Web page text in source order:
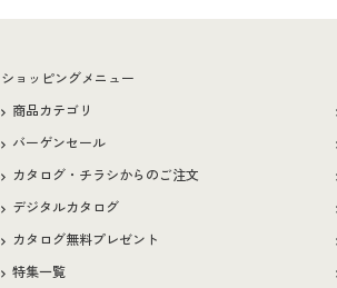
ショッピングメニュー
商品カテゴリ
バーゲンセール
カタログ・チラシからのご注文
デジタルカタログ
カタログ無料プレゼント
特集一覧